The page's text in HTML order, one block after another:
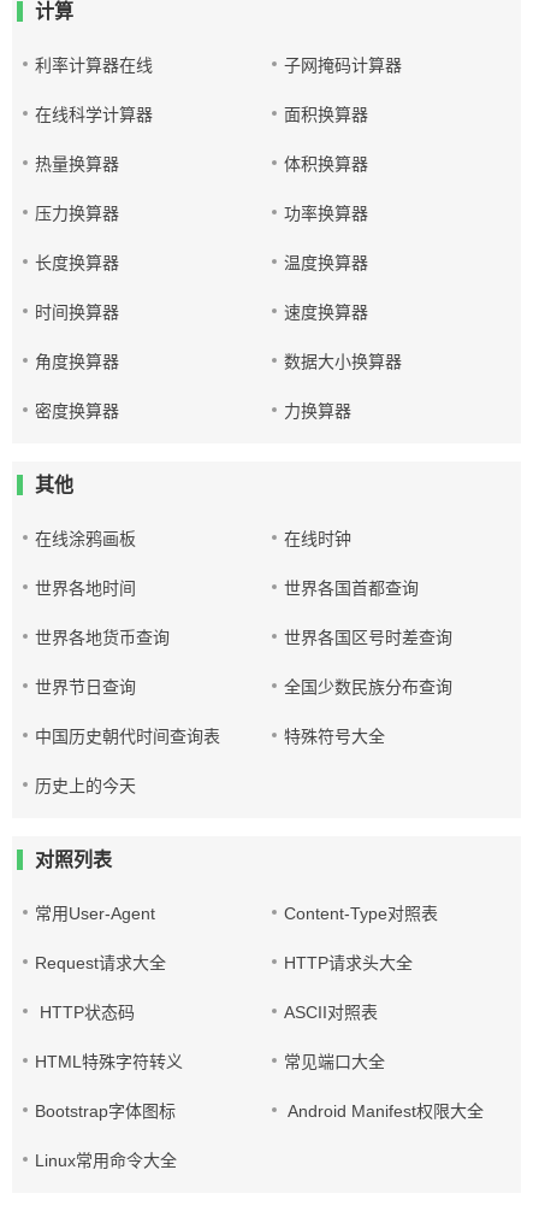
计算
利率计算器在线 子网掩码计算器
在线科学计算器 面积换算器
热量换算器 体积换算器
压力换算器 功率换算器
长度换算器 温度换算器
时间换算器 速度换算器
角度换算器 数据大小换算器
密度换算器 力换算器
其他
在线涂鸦画板 在线时钟
世界各地时间 世界各国首都查询
世界各地货币查询 世界各国区号时差查询
世界节日查询 全国少数民族分布查询
中国历史朝代时间查询表 特殊符号大全
历史上的今天
对照列表
常用User-Agent Content-Type对照表
Request请求大全 HTTP请求头大全
HTTP状态码 ASCII对照表
HTML特殊字符转义 常见端口大全
Bootstrap字体图标 Android Manifest权限大全
Linux常用命令大全